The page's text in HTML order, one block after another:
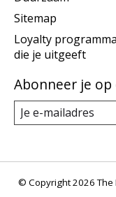
Sitemap
Loyalty
die je uitgeeft
Abonneer je
© Copyright 2026 The